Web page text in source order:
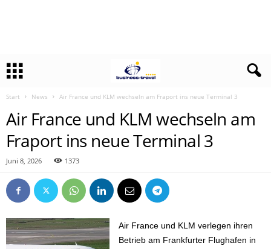
Start News Air France und KLM wechseln am Fraport ins neue Terminal 3
Air France und KLM wechseln am
Fraport ins neue Terminal 3
Juni 8, 2026 1373
Air France und KLM verlegen ihren
Betrieb am Frankfurter Flughafen in